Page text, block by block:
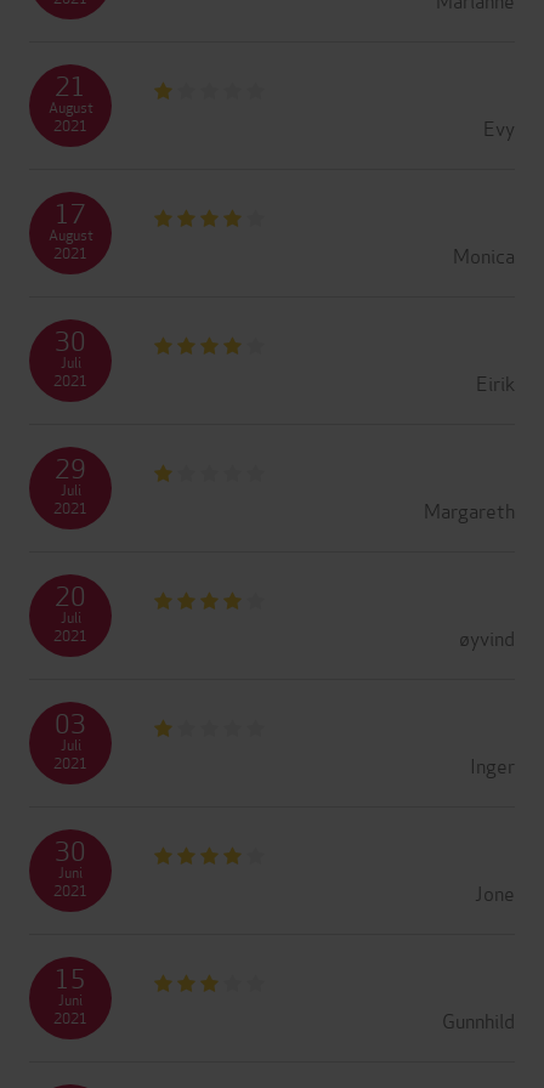
Evy
21
August
2021
Monica
17
August
2021
Eirik
30
Juli
2021
Margareth
29
Juli
2021
øyvind
20
Juli
2021
Inger
03
Juli
2021
Jone
30
Juni
2021
Gunnhild
15
Juni
2021